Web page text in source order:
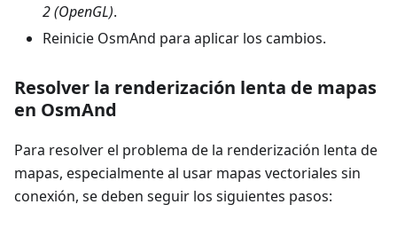
2 (OpenGL).
Reinicie OsmAnd para aplicar los cambios.
Resolver la renderización lenta de mapas
en OsmAnd
Para resolver el problema de la renderización lenta de
mapas, especialmente al usar mapas vectoriales sin
conexión, se deben seguir los siguientes pasos: